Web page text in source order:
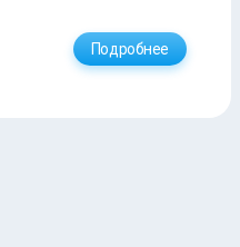
Подробнее